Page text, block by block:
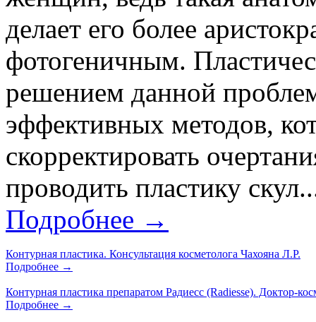
делает его более
фотогеничным.
решением данной
эффективных методов,
скорректировать
проводить пластику
Подробнее →
Контурная пластика. Консультация косметолога Чахояна Л.Р.
Подробнее →
Контурная пластика препаратом Радиесс (Radiesse). Доктор-
Подробнее →